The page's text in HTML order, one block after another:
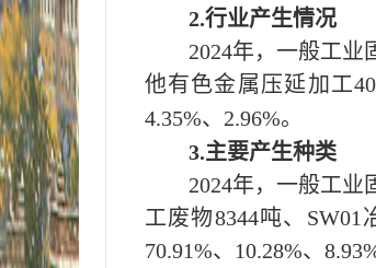
2.行业产生情况
2024年，一般工业
他有色金属压延加工
4.35%、 2.96%。
3.主要产生种类
2024年，一般工业
工废物8344吨、 SW01
70.91%、 10.28%、 8.93